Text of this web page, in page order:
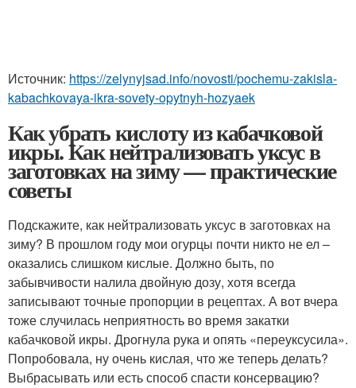
Источник: https://zelynyjsad.info/novosti/pochemu-zakisla-
kabachkovaya-ikra-sovety-opytnyh-hozyaek
Как убрать кислоту из кабачковой
икры. Как нейтрализовать уксус в
заготовках на зиму — практические
советы
Подскажите, как нейтрализовать уксус в заготовках на
зиму? В прошлом году мои огурцы почти никто не ел –
оказались слишком кислые. Должно быть, по
забывчивости налила двойную дозу, хотя всегда
записывают точные пропорции в рецептах. А вот вчера
тоже случилась неприятность во время закатки
кабачковой икры. Дрогнула рука и опять «переуксусила».
Попробовала, ну очень кислая, что же теперь делать?
Выбрасывать или есть способ спасти консервацию?